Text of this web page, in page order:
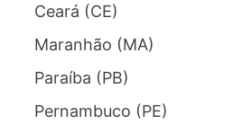
Ceará (CE)
Maranhão (MA)
Paraíba (PB)
Pernambuco (PE)